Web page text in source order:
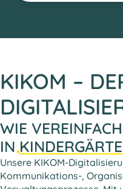
KIKOM –
WIE
IN
Unsere KIKOM-
Kommunikations-,